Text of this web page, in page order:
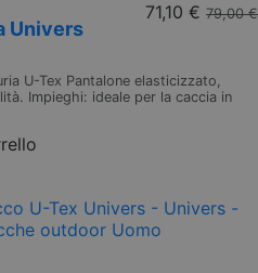
Univers
71,10 € 79,00 €
U-Tex Pantalone elasticizzato,
Impieghi: ideale per la caccia in